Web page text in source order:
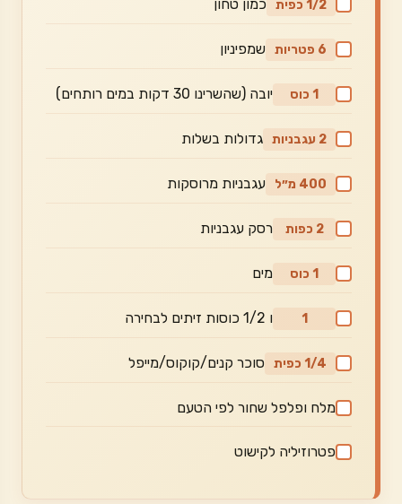
1/2 כפית כמון טחון
6 פטריות שמפיניון
1 כוס יובה (שהשרינו 30 דקות במים רותחים)
2 עגבניות גדולות בשלות
400 מ״ל עגבניות מרוסקות
2 כפות רסק עגבניות
1 כוס מים
1 ו 1/2 כוסות זיתים לבחירה
1/4 כפית סוכר קנים/קוקוס/מייפל
מלח ופלפל שחור לפי הטעם
פטרוזיליה לקישוט